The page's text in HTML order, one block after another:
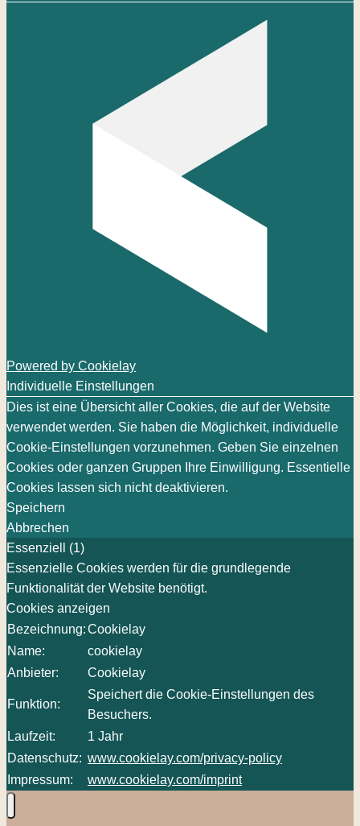
Powered by Cookielay
Individuelle Einstellungen
Dies ist eine Übersicht aller Cookies, die auf der Website
verwendet werden. Sie haben die Möglichkeit, individuelle
Cookie-Einstellungen vorzunehmen. Geben Sie einzelnen
Cookies oder ganzen Gruppen Ihre Einwilligung. Essentielle
Cookies lassen sich nicht deaktivieren.
Speichern
Abbrechen
Essenziell (1)
Essenzielle Cookies werden für die grundlegende
Funktionalität der Website benötigt.
Cookies anzeigen
Bezeichnung:Cookielay
Name:
cookielay
Anbieter:
Cookielay
Funktion:
Speichert die Cookie-Einstellungen des
Besuchers.
Laufzeit:
1 Jahr
Datenschutz: www.cookielay.com/privacy-policy
Impressum:
www.cookielay.com/imprint